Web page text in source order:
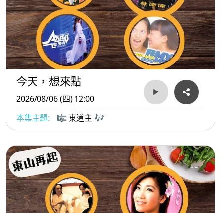
今天，想來點
2026/08/06 (四) 12:00
本集主題:
🎼 東道主 🎶